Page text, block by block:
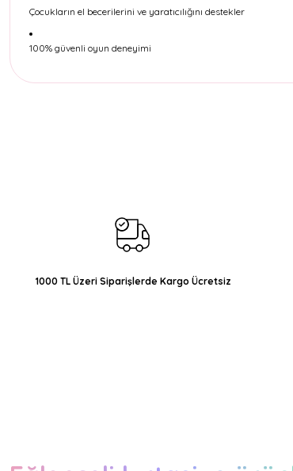
Çocukların el becerilerini ve yaratıcılığını destekler
100% güvenli oyun deneyimi
Ürün fiyatı diğer sitelerden daha pahalı.
Bu ürüne benzer farklı alternatifler olmalı.
1000 TL Üzeri Siparişlerde Kargo Ücretsiz